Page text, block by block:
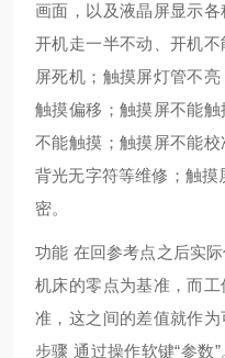
画面，以及液晶屏显示各
开机走一半不动、开机
屏死机；触摸屏灯管不
触摸偏移；触摸屏不能
不能触摸；触摸屏不能
背光无字符等维修；触
密。
功能 在回参考点之后实
机床的零点为基准，而
准，这之间的差值就作
步骤 通过操作软键“参数